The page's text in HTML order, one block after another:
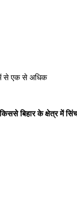
में से एक से अधिक
बिहार के क्षेत्र में